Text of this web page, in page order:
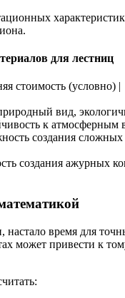
для лестниц
стоимость (условно) |
вид,
к
создания
создания ажурных
время для
может привести к